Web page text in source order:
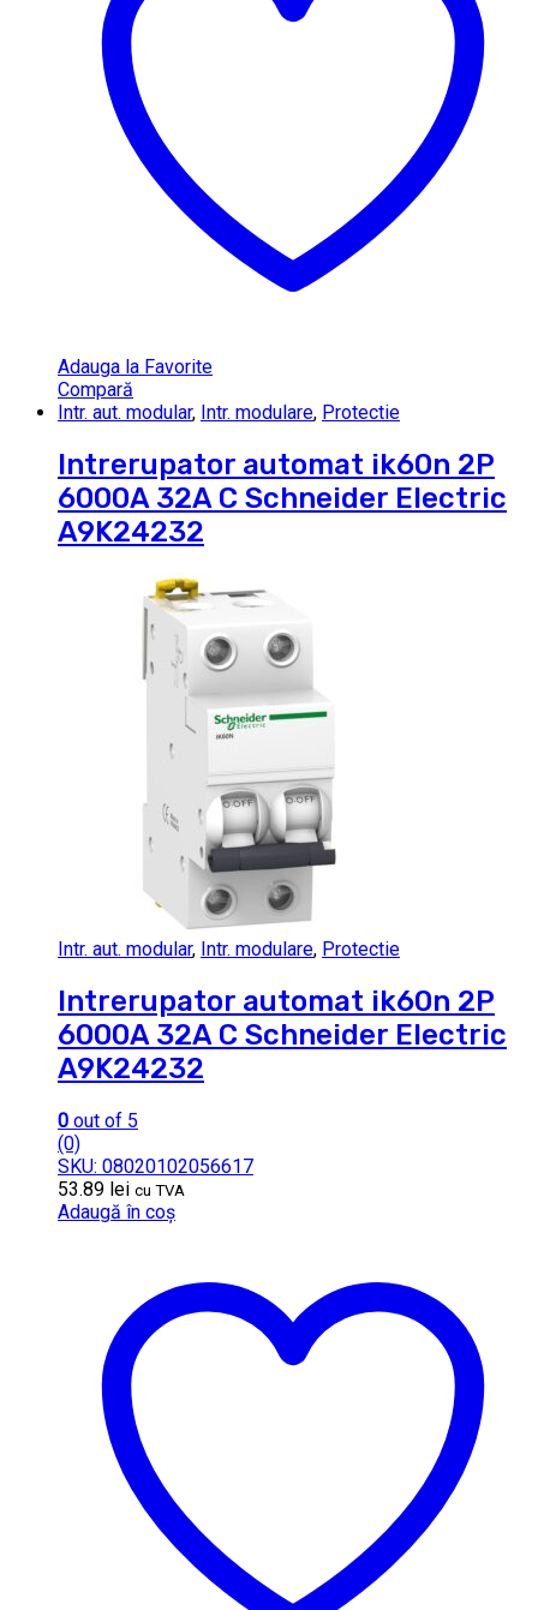
Adauga la Favorite
Compară
Intr. aut. modular, Intr. modulare, Protectie
Intrerupator automat ik60n 2P
6000A 32A C Schneider Electric
A9K24232
Intr. aut. modular, Intr. modulare, Protectie
Intrerupator automat ik60n 2P
6000A 32A C Schneider Electric
A9K24232
0 out of 5
(0)
SKU: 08020102056617
53.89 lei cu TVA
Adaugă în coș